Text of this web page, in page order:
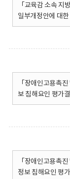
「교육감 소속 지
일부개정안에 대
「장애인고용촉
보 침해요인 평가
「장애인고용촉
정보 침해요인 평